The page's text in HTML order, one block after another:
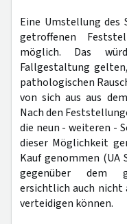
Eine Umstellung des
getroffenen
möglich. Das
Fallgestaltung
pathologischen
von sich aus aus
Nach den
die neun - weiteren -
dieser Möglichkeit
Kauf genommen (UA
gegenüber dem
ersichtlich auch nicht
verteidigen können.